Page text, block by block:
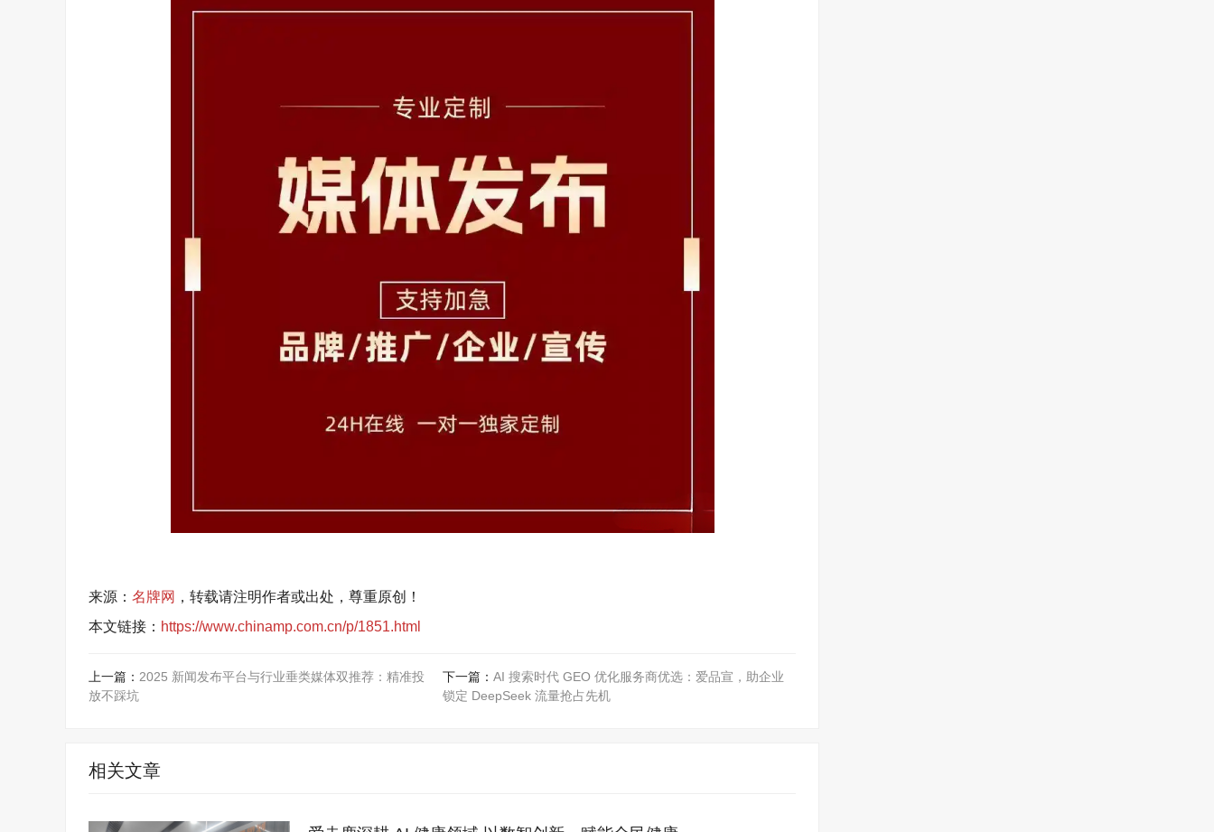
来源： 名牌网 ，转载请注明作者或出处，尊重原创！
本文链接： https://www.chinamp.com.cn/p/1851.html
上一篇： 2025 新闻发布平台与行业垂类媒体双推荐：精准投
放不踩坑
下一篇： AI 搜索时代 GEO 优化服务商优选：爱品宣，助企业
锁定 DeepSeek 流量抢占先机
相关文章